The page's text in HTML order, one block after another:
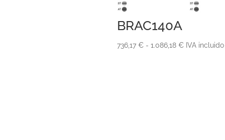
BRAC140A
736,17 € - 1.086,18 €Rango
IVA incluido